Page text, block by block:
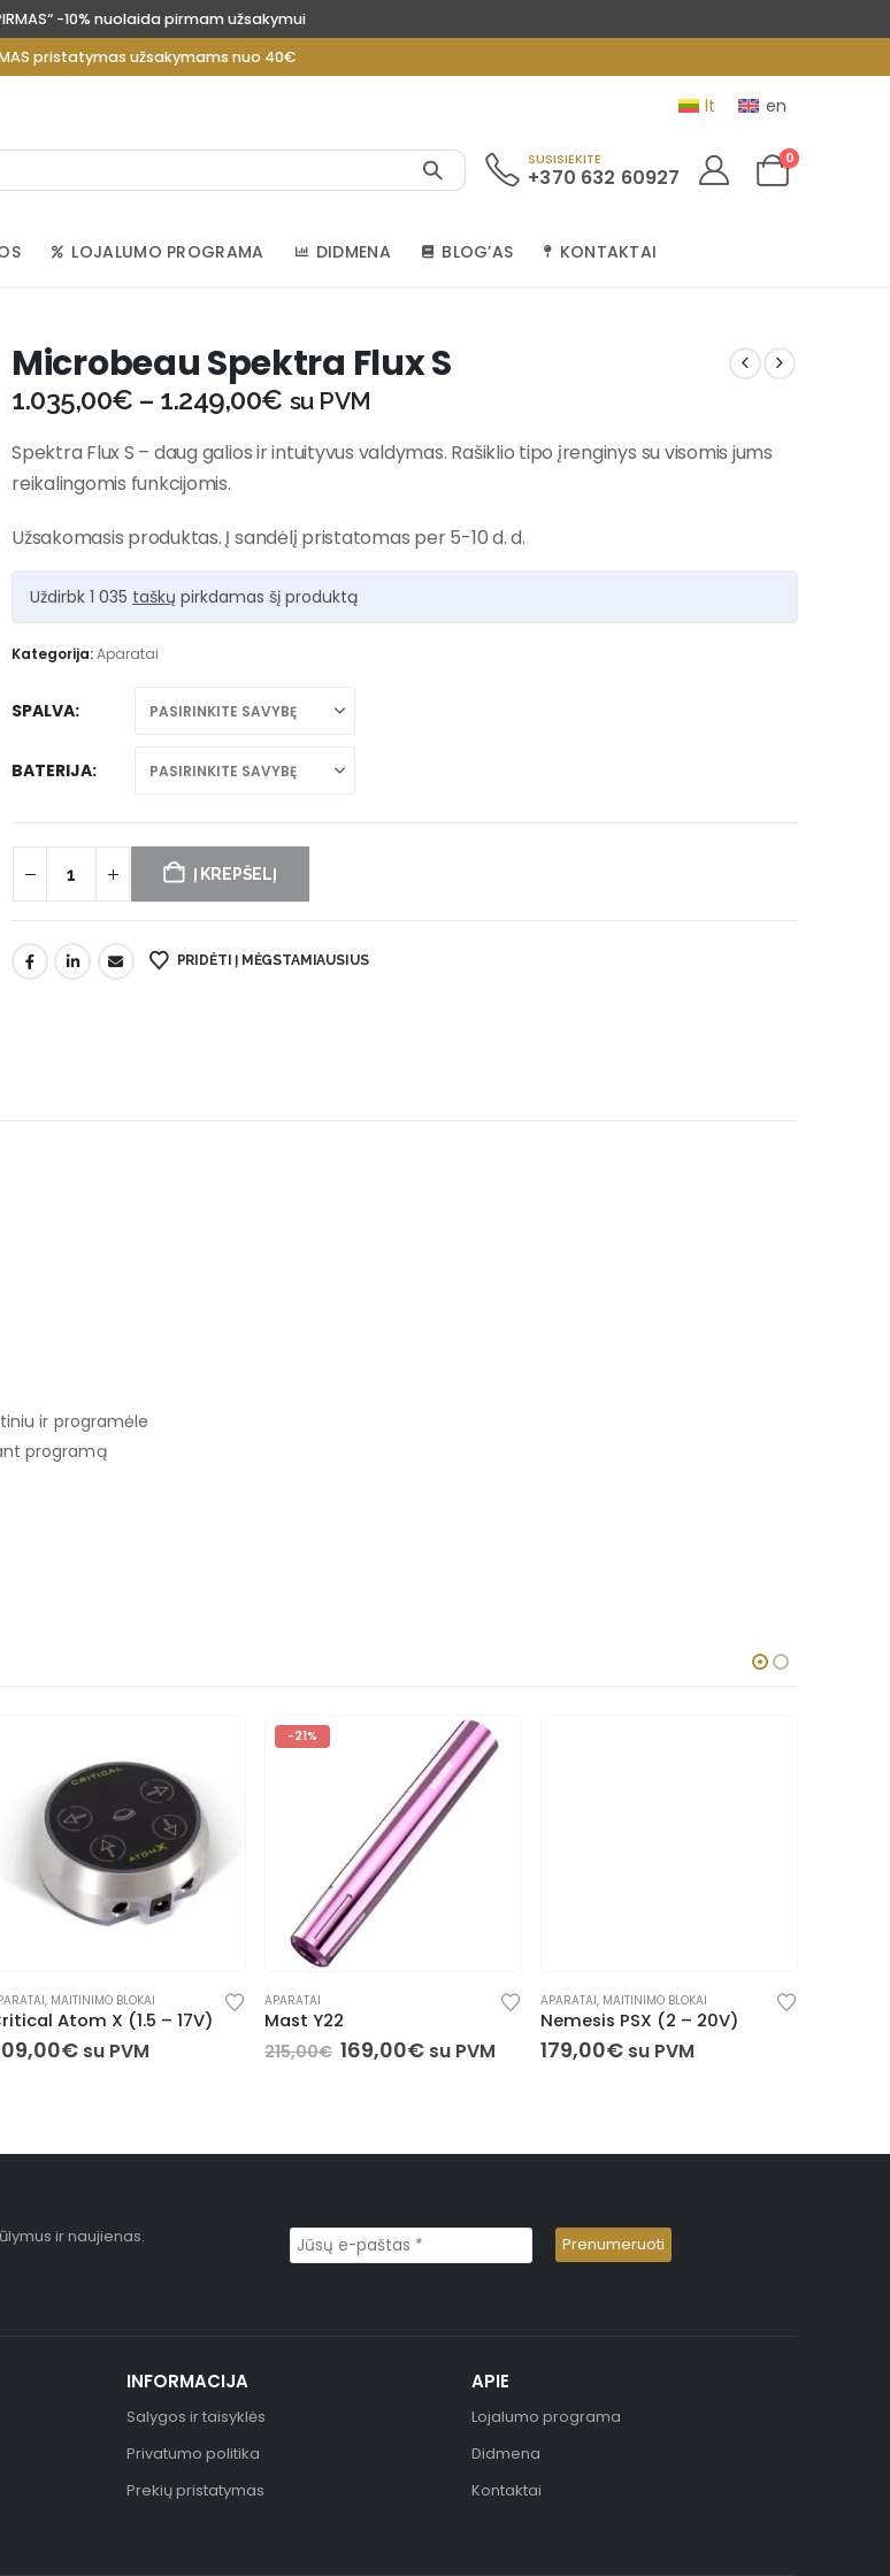
-10% nuolaida pirmam užsakymui
pristatymas užsakymams nuo 40€
lt en
SUSISIEKITE
+370 632 60927
0
LOJALUMO PROGRAMA DIDMENA BLOG’AS KONTAKTAI
Microbeau Spektra Flux S
1.035,00€ – 1.249,00€ su PVM
Spektra Flux S – daug galios ir intuityvus valdymas. Rašiklio tipo įrenginys su visomis jums
reikalingomis funkcijomis.
Užsakomasis produktas. Į sandėlį pristatomas per 5-10 d. d.
Uždirbk 1 035 taškų pirkdamas šį produktą
Kategorija:Aparatai
SPALVA
BATERIJA
Į KREPŠELĮ
PRIDĖTI Į MĖGSTAMIAUSIUS
ir programėle
programą
,TATTOO AKSESUARAI
, MAITINIMO BLOKAI
Atom X (1.5 – 17V)
€ su PVM
-21%
APARATAI
Mast Y22
215,00€ 169,00€ su PVM
ir naujienas.
INFORMACIJA
Salygos ir taisyklės
Privatumo politika
Prekių pristatymas
APIE
Lojalumo programa
Didmena
Kontaktai